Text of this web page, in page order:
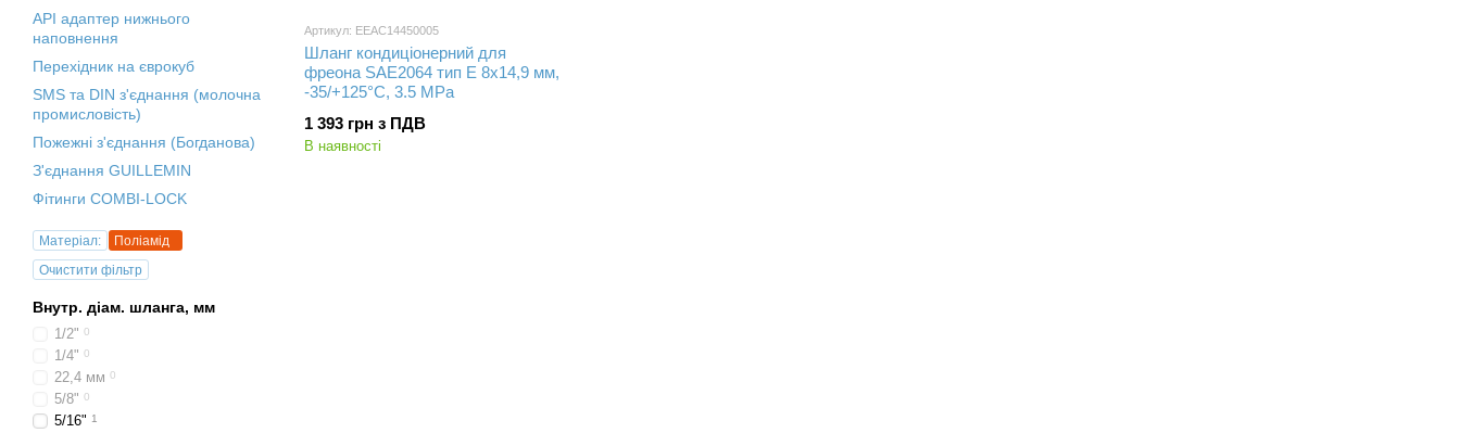
Артикул: EEAC14450005
Шланг кондиціонерний для
фреона SAE2064 тип Е 8х14,9 мм,
-35/+125°С, 3.5 MPa
1 393 грн з ПДВ
В наявності
API адаптер нижнього
наповнення
Перехідник на єврокуб
SMS та DIN з'єднання (молочна
промисловість)
Пожежні з'єднання (Богданова)
З'єднання GUILLEMIN
Фітинги СOMBI-LOCK
Матеріал:
Поліамід
Очистити фільтр
Внутр. діам. шланга, мм
1/2" 0
1/4" 0
22,4 мм 0
5/8" 0
5/16" 1